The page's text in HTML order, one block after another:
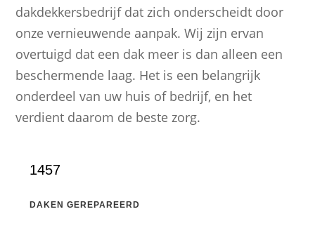
dakdekkersbedrijf dat zich onderscheidt door
onze vernieuwende aanpak. Wij zijn ervan
overtuigd dat een dak meer is dan alleen een
beschermende laag. Het is een belangrijk
onderdeel van uw huis of bedrijf, en het
verdient daarom de beste zorg.
1457
DAKEN GEREPAREERD